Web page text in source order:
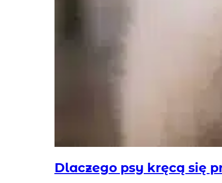
Dlaczego psy kręcą się